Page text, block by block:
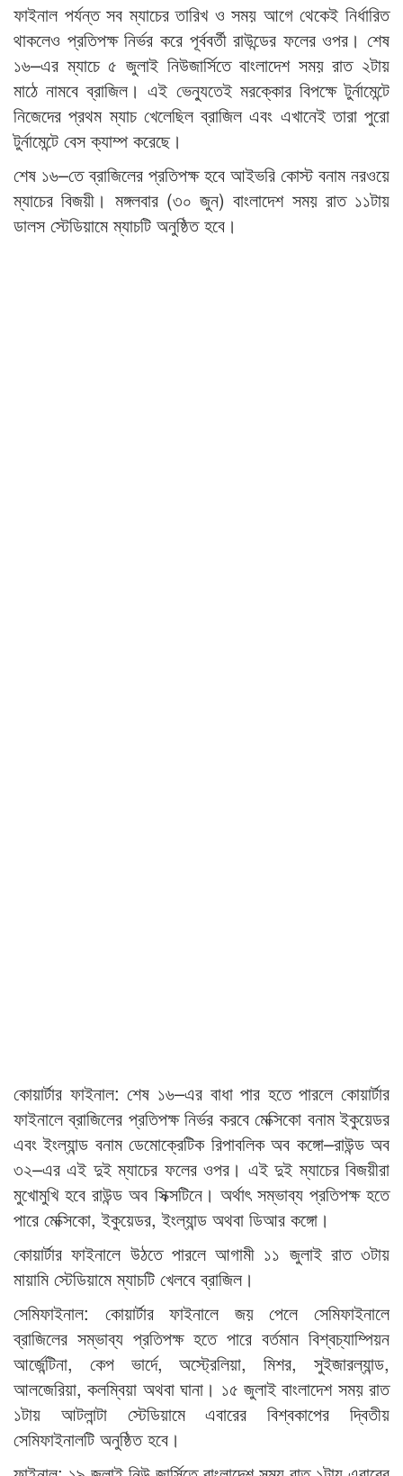
ফাইনাল পর্যন্ত সব ম্যাচের তারিখ ও সময় আগে থেকেই নির্ধারিত
থাকলেও প্রতিপক্ষ নির্ভর করে পূর্ববর্তী রাউন্ডের ফলের ওপর। শেষ
১৬–এর ম্যাচে ৫ জুলাই নিউজার্সিতে বাংলাদেশ সময় রাত ২টায়
মাঠে নামবে ব্রাজিল। এই ভেন্যুতেই মরক্কোর বিপক্ষে টুর্নামেন্টে
নিজেদের প্রথম ম্যাচ খেলেছিল ব্রাজিল এবং এখানেই তারা পুরো
টুর্নামেন্টে বেস ক্যাম্প করেছে।
শেষ ১৬–তে ব্রাজিলের প্রতিপক্ষ হবে আইভরি কোস্ট বনাম নরওয়ে
ম্যাচের বিজয়ী। মঙ্গলবার (৩০ জুন) বাংলাদেশ সময় রাত ১১টায়
ডালস স্টেডিয়ামে ম্যাচটি অনুষ্ঠিত হবে।
কোয়ার্টার ফাইনাল: শেষ ১৬–এর বাধা পার হতে পারলে কোয়ার্টার
ফাইনালে ব্রাজিলের প্রতিপক্ষ নির্ভর করবে মেক্সিকো বনাম ইকুয়েডর
এবং ইংল্যান্ড বনাম ডেমোক্রেটিক রিপাবলিক অব কঙ্গো–রাউন্ড অব
৩২–এর এই দুই ম্যাচের ফলের ওপর। এই দুই ম্যাচের বিজয়ীরা
মুখোমুখি হবে রাউন্ড অব সিক্সটিনে। অর্থাৎ সম্ভাব্য প্রতিপক্ষ হতে
পারে মেক্সিকো, ইকুয়েডর, ইংল্যান্ড অথবা ডিআর কঙ্গো।
কোয়ার্টার ফাইনালে উঠতে পারলে আগামী ১১ জুলাই রাত ৩টায়
মায়ামি স্টেডিয়ামে ম্যাচটি খেলবে ব্রাজিল।
সেমিফাইনাল: কোয়ার্টার ফাইনালে জয় পেলে সেমিফাইনালে
ব্রাজিলের সম্ভাব্য প্রতিপক্ষ হতে পারে বর্তমান বিশ্বচ্যাম্পিয়ন
আর্জেন্টিনা, কেপ ভার্দে, অস্ট্রেলিয়া, মিশর, সুইজারল্যান্ড,
আলজেরিয়া, কলম্বিয়া অথবা ঘানা। ১৫ জুলাই বাংলাদেশ সময় রাত
১টায় আটলান্টা স্টেডিয়ামে এবারের বিশ্বকাপের দ্বিতীয়
সেমিফাইনালটি অনুষ্ঠিত হবে।